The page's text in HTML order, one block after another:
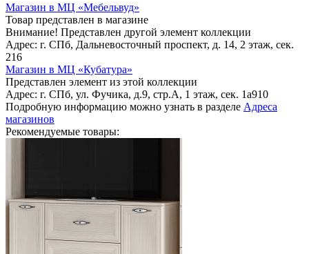
Магазин в МЦ «Мебельвуд»
Товар представлен в магазине
Внимание! Представлен другой элемент коллекции
Адрес: г. СПб, Дальневосточный проспект, д. 14, 2 этаж, сек.
216
Магазин в МЦ «Кубатура»
Представлен элемент из этой коллекции
Адрес: г. СПб, ул. Фучика, д.9, стр.А, 1 этаж, сек. 1a910
Подробную информацию можно узнать в разделе Адреса
магазинов
Рекомендуемые товары: